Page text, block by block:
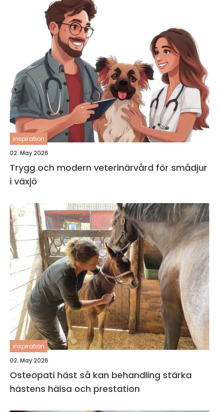
inspiration
02. May 2026
Trygg och modern veterinärvård för smådjur
i växjö
inspiration
02. May 2026
Osteopati häst så kan behandling stärka
hästens hälsa och prestation